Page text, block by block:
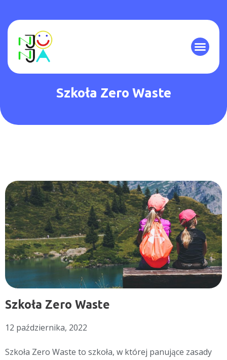
Szkoła Zero Waste
Szkoła Zero Waste
12 października, 2022
Szkoła Zero Waste to szkoła, w której panujące zasady